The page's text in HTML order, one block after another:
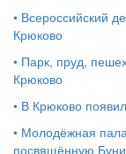
• Всероссийский
Крюково
• Парк, пруд,
Крюково
• В Крюково
• Молодёжная
посвящённую